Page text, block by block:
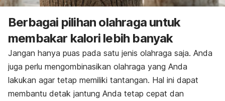
Berbagai pilihan olahraga untuk
membakar kalori lebih banyak
Jangan hanya puas pada satu jenis olahraga saja. Anda
juga perlu mengombinasikan olahraga yang Anda
lakukan agar tetap memiliki tantangan. Hal ini dapat
membantu detak jantung Anda tetap cepat dan